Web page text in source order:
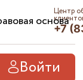
основа
Центр
+7
Войти